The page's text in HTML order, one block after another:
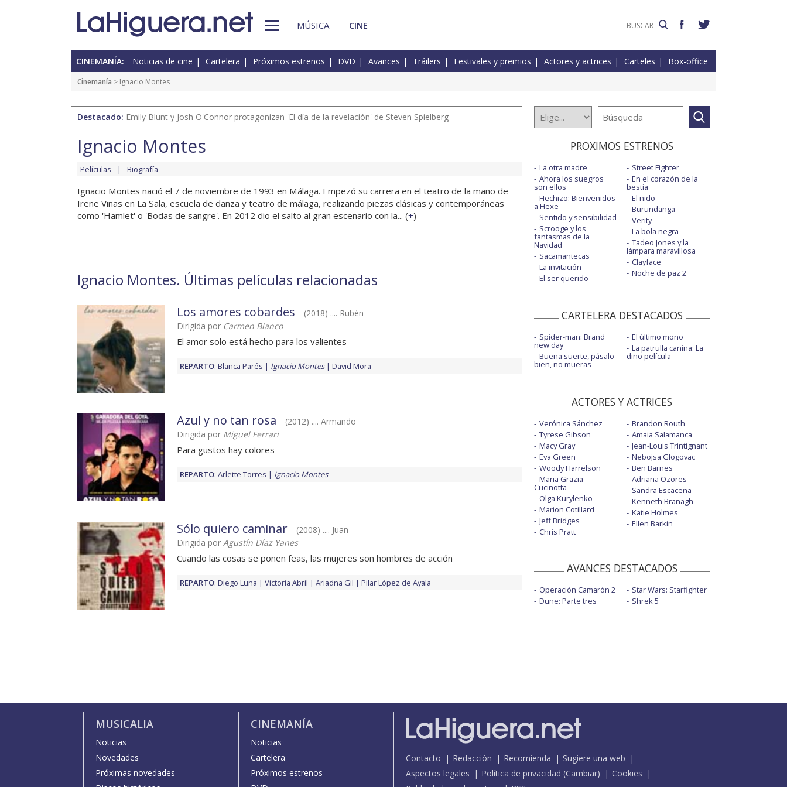
MÚSICA CINE
CINEMANÍA: Noticias de cine Cartelera Próximos estrenos DVD Avances Tráilers Festivales y premios Actores y actrices Carteles Box-office
Cinemanía > Ignacio Montes
Destacado: Emily Blunt y Josh O'Connor protagonizan 'El día de la revelación' de Steven Spielberg
Ignacio Montes
Películas Biografía
Ignacio Montes nació el 7 de noviembre de 1993 en Málaga. Empezó su carrera en el teatro de la mano de
Irene Viñas en La Sala, escuela de danza y teatro de málaga, realizando piezas clásicas y contemporáneas
como 'Hamlet' o 'Bodas de sangre'. En 2012 dio el salto al gran escenario con la... (+)
Ignacio Montes. Últimas películas relacionadas
Los amores cobardes
(2018) .... Rubén
Dirigida por Carmen Blanco
El amor solo está hecho para los valientes
REPARTO: Blanca Parés Ignacio Montes David Mora
Azul y no tan rosa
(2012) .... Armando
Dirigida por Miguel Ferrari
Para gustos hay colores
REPARTO: Arlette Torres Ignacio Montes
Sólo quiero caminar
(2008) .... Juan
Dirigida por Agustín Díaz Yanes
Cuando las cosas se ponen feas, las mujeres son hombres de acción
REPARTO: Diego Luna Victoria Abril Ariadna Gil Pilar López de Ayala
PROXIMOS ESTRENOS
La otra madre
Ahora los suegros
son ellos
Hechizo: Bienvenidos
a Hexe
Sentido y sensibilidad
Scrooge y los
fantasmas de la
Navidad
Sacamantecas
La invitación
El ser querido
Street Fighter
En el corazón de la
bestia
El nido
Burundanga
Verity
La bola negra
Tadeo Jones y la
lámpara maravillosa
Clayface
Noche de paz 2
CARTELERA DESTACADOS
Spider-man: Brand
new day
Buena suerte, pásalo
bien, no mueras
El último mono
La patrulla canina: La
dino película
ACTORES Y ACTRICES
Verónica Sánchez
Tyrese Gibson
Macy Gray
Eva Green
Woody Harrelson
Maria Grazia
Cucinotta
Olga Kurylenko
Marion Cotillard
Jeff Bridges
Chris Pratt
Brandon Routh
Amaia Salamanca
Jean-Louis Trintignant
Nebojsa Glogovac
Ben Barnes
Adriana Ozores
Sandra Escacena
Kenneth Branagh
Katie Holmes
Ellen Barkin
AVANCES DESTACADOS
Operación Camarón 2
Dune: Parte tres
Star Wars: Starfighter
Shrek 5
MUSICALIA
Noticias
Novedades
Próximas novedades
CINEMANÍA
Noticias
Cartelera
Próximos estrenos
Contacto Redacción Recomienda
Sugiere una web
Aspectos legales
Política de privacidad (Cambiar)
Cookies